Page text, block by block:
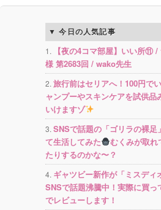
今日の人気記事
【夜の4コマ部屋】いい所⑪ /
様 第2683回 / wako先生
旅行前はセリアへ！100円で
ャンプーやスキンケアを試供品
いけますゾ
SNSで話題の「ゴリラの裸足
て生活してみた
むくみが取れ
たりするのかな〜？
ギャツビー新作が「ミスディ
SNSで話題沸騰中！実際に買っ
でレビューします！